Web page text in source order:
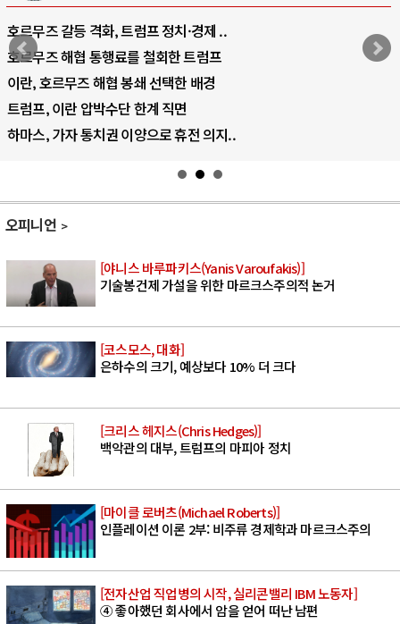
호르무즈 갈등 격화, 트럼프 정치·경제 ..
호르무즈 해협 통행료를 철회한 트럼프
이란, 호르무즈 해협 봉쇄 선택한 배경
트럼프, 이란 압박수단 한계 직면
하마스, 가자 통치권 이양으로 휴전 의지..
오피니언
[야니스 바루파키스(Yanis Varoufakis)]
기술봉건제 가설을 위한 마르크스주의적 논거
[코스모스, 대화]
은하수의 크기, 예상보다 10% 더 크다
[크리스 헤지스(Chris Hedges)]
백악관의 대부, 트럼프의 마피아 정치
[마이클 로버츠(Michael Roberts)]
인플레이션 이론 2부: 비주류 경제학과 마르크스주의
[전자산업 직업병의 시작, 실리콘밸리 IBM 노동자]
④ 좋아했던 회사에서 암을 얻어 떠난 남편